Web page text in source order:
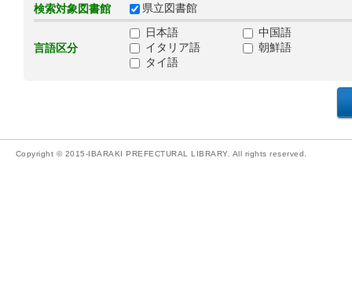
検索対象図書館 県立図書館
言語区分
日本語
中国語
イタリア語
朝鮮語
タイ語
Copyright © 2015-IBARAKI PREFECTURAL LIBRARY. All rights reserved.